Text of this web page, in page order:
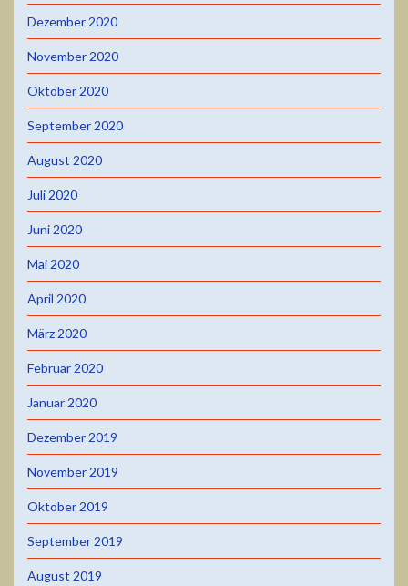
Dezember 2020
November 2020
Oktober 2020
September 2020
August 2020
Juli 2020
Juni 2020
Mai 2020
April 2020
März 2020
Februar 2020
Januar 2020
Dezember 2019
November 2019
Oktober 2019
September 2019
August 2019